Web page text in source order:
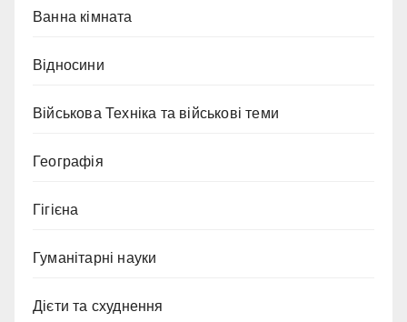
Ванна кімната
Відносини
Військова Техніка та військові теми
Географія
Гігієна
Гуманітарні науки
Дієти та схуднення